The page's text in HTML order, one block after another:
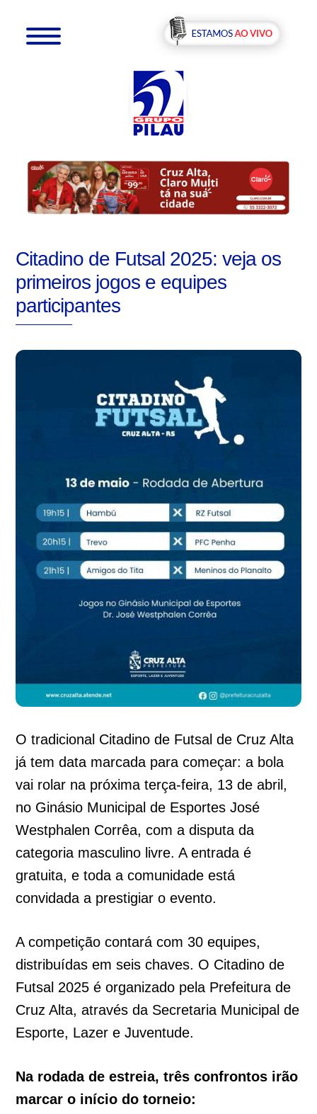
Citadino de Futsal 2025: veja os
primeiros jogos e equipes
participantes
O tradicional Citadino de Futsal de Cruz Alta
já tem data marcada para começar: a bola
vai rolar na próxima terça-feira, 13 de abril,
no Ginásio Municipal de Esportes José
Westphalen Corrêa, com a disputa da
categoria masculino livre. A entrada é
gratuita, e toda a comunidade está
convidada a prestigiar o evento.
A competição contará com 30 equipes,
distribuídas em seis chaves. O Citadino de
Futsal 2025 é organizado pela Prefeitura de
Cruz Alta, através da Secretaria Municipal de
Esporte, Lazer e Juventude.
Na rodada de estreia, três confrontos irão
marcar o início do torneio: